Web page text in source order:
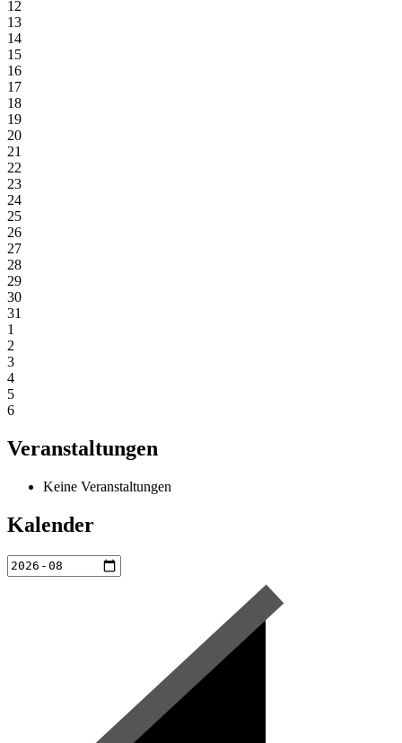
12
13
14
15
16
17
18
19
20
21
22
23
24
25
26
27
28
29
30
31
1
2
3
4
5
6
Veranstaltungen
Keine Veranstaltungen
Kalender